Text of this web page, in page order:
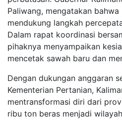
Paliwang, mengatakan
mendukung langkah
Dalam rapat koordinasi
pihaknya menyampaikan
mencetak sawah baru dan
Dengan dukungan anggaran
Kementerian Pertanian,
mentransformasi diri dari
ribu ton beras menjadi